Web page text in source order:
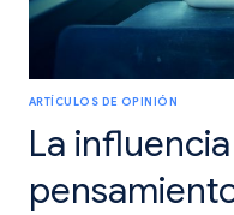
ARTÍCULOS DE OPINIÓN
La